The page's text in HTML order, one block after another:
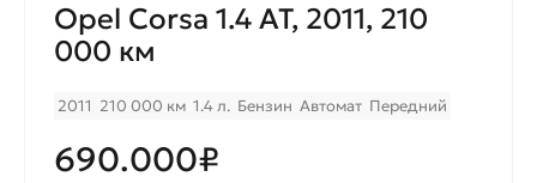
Opel Corsa 1.4 AT, 2011, 210
000 км
2011 210 000 км 1.4 л. Бензин Автомат Передний
690.000₽